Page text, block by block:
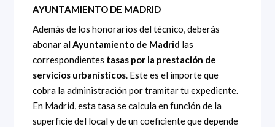
AYUNTAMIENTO DE MADRID
Además de los honorarios del técnico, deberás
abonar alAyuntamiento de Madrid las
correspondientes tasas por la prestación de
servicios urbanísticos. Este es el importe que
cobra la administración por tramitar tu expediente.
En Madrid, esta tasa se calcula en función de la
superficie del local y de un coeficiente que depende